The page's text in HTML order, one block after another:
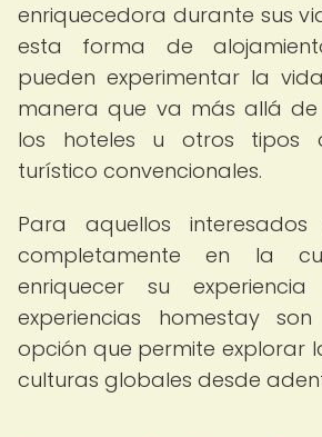
enriquecedora durante sus
esta forma de
pueden experimentar la
manera que va más allá
los hoteles u otros tipos
turístico convencionales.
Para aquellos interesados
completamente en la
enriquecer su
experiencias homestay
opción que permite explorar
culturas globales desde